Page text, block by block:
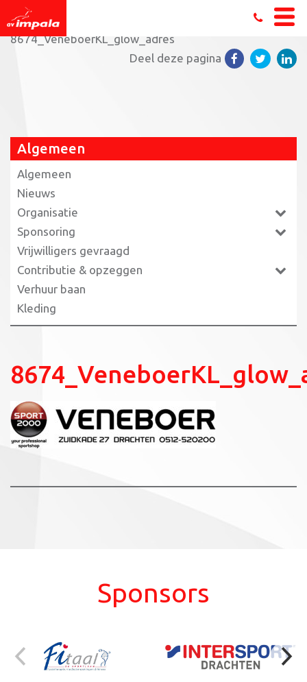
Home»Algemeen
8674_VeneboerKL_glow_adres
Deel deze pagina
Algemeen
Algemeen
Nieuws
Organisatie
Sponsoring
Vrijwilligers gevraagd
Contributie & opzeggen
Verhuur baan
Kleding
Sponsors